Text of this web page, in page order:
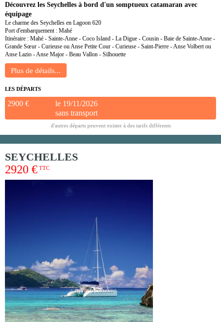
Découvrez les Seychelles à bord d'un somptueux catamaran avec
équipage
Le charme des Seychelles en Lagoon 620
Port d'embarquement : Mahé
Itinéraire : Mahé - Sainte-Anne - Coco Island - La Digue - Cousin - Baie de Sainte-Anne -
Grande Sœur - Curieuse ou Anse Petite Cour - Curieuse - Saint-Pierre - Anse Volbert ou
Anse Lazio - Anse Major - Beau Vallon - Silhouette
LES DÉPARTS
2900 €
le 19/11/2026
sans transport
d'autres départs peuvent exister à des tarifs différents
SEYCHELLES
2920 € TTC